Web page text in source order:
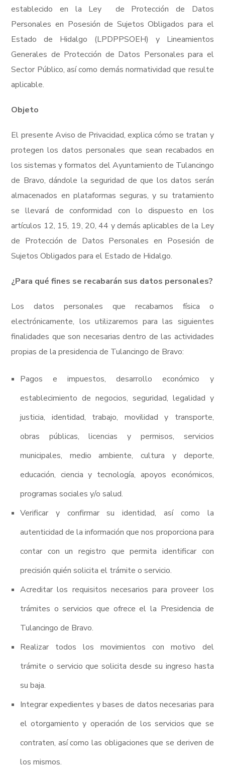
establecido en la Ley de Protección de Datos
Personales en Posesión de Sujetos Obligados para el
Estado de Hidalgo (LPDPPSOEH) y Lineamientos
Generales de Protección de Datos Personales para el
Sector Público, así como demás normatividad que resulte
aplicable.
Objeto
El presente Aviso de Privacidad, explica cómo se tratan y
protegen los datos personales que sean recabados en
los sistemas y formatos del Ayuntamiento de Tulancingo
de Bravo, dándole la seguridad de que los datos serán
almacenados en plataformas seguras, y su tratamiento
se llevará de conformidad con lo dispuesto en los
artículos 12, 15, 19, 20, 44 y demás aplicables de la Ley
de Protección de Datos Personales en Posesión de
Sujetos Obligados para el Estado de Hidalgo.
¿Para qué fines se recabarán sus datos personales?
Los datos personales que recabamos física o
electrónicamente, los utilizaremos para las siguientes
finalidades que son necesarias dentro de las actividades
propias de la presidencia de Tulancingo de Bravo:
Pagos e impuestos, desarrollo económico y
establecimiento de negocios, seguridad, legalidad y
justicia, identidad, trabajo, movilidad y transporte,
obras públicas, licencias y permisos, servicios
municipales, medio ambiente, cultura y deporte,
educación, ciencia y tecnología, apoyos económicos,
programas sociales y/o salud.
Verificar y confirmar su identidad, así como la
autenticidad de la información que nos proporciona para
contar con un registro que permita identificar con
precisión quién solicita el trámite o servicio.
Acreditar los requisitos necesarios para proveer los
trámites o servicios que ofrece el la Presidencia de
Tulancingo de Bravo.
Realizar todos los movimientos con motivo del
trámite o servicio que solicita desde su ingreso hasta
su baja.
Integrar expedientes y bases de datos necesarias para
el otorgamiento y operación de los servicios que se
contraten, así como las obligaciones que se deriven de
los mismos.